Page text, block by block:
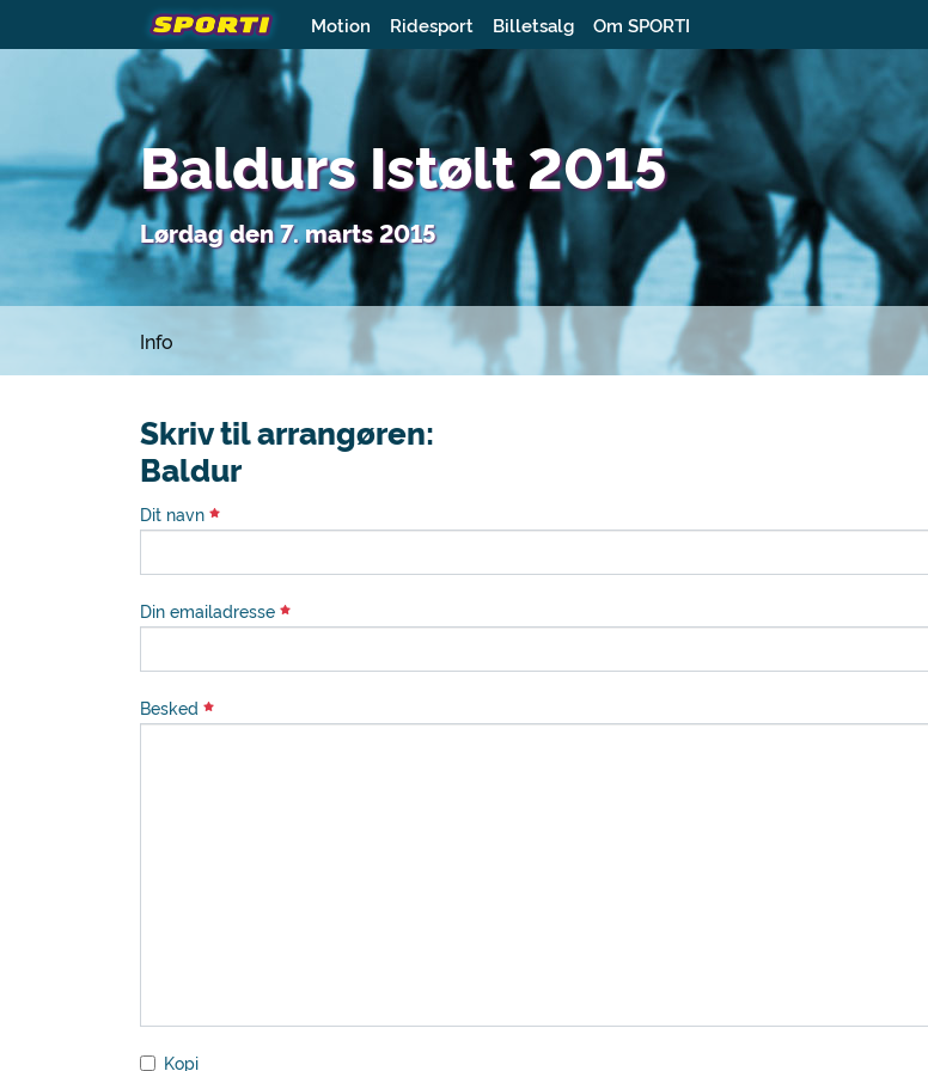
Motion Ridesport Billetsalg Om SPORTI
Baldurs Istølt 2015
Lørdag den 7. marts 2015
Info
Skriv til arrangøren:
Baldur
Dit navn
Din emailadresse
Besked
Kopi